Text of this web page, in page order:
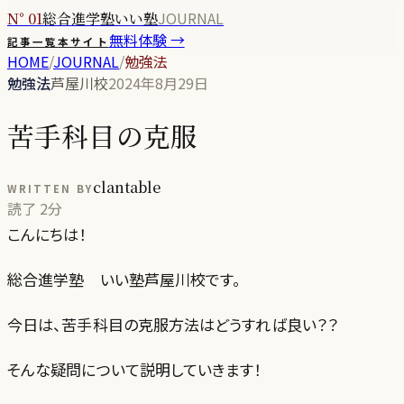
N° 01総合進学塾いい塾JOURNAL
記事一覧本サイト無料体験 →
HOME/JOURNAL/勉強法
勉強法芦屋川校2024年8月29日
苦手科目の克服
WRITTEN BYclantable
読了 2分
こんにちは！
総合進学塾 いい塾芦屋川校です。
今日は、苦手科目の克服方法はどうすれば良い？？
そんな疑問について説明していきます！